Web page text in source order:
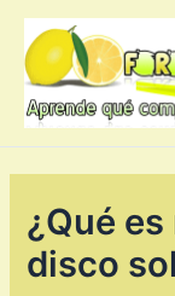
contenido
¿Qué
disco